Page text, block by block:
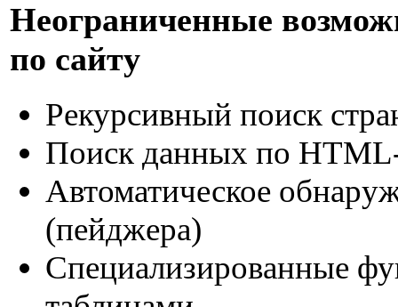
Неограниченные
по сайту
Рекурсивный поиск
Поиск данных по
Автоматическое
(пейджера)
Специализированные